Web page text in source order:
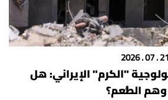
21 . 07 . 2026
"الكرم" الإيراني: هل
الطُّعم؟